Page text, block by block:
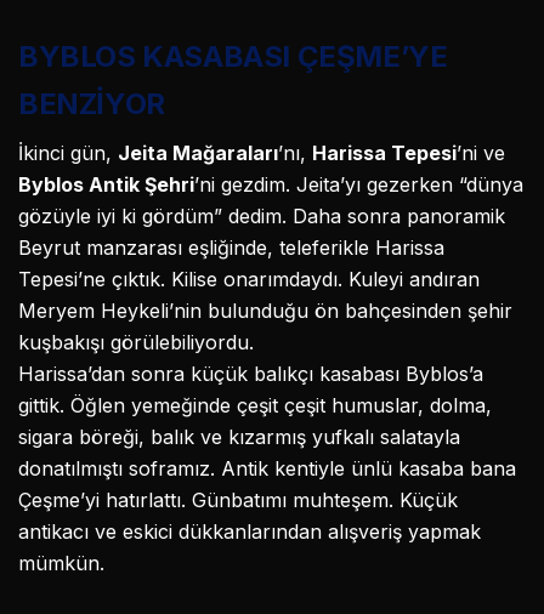
BYBLOS KASABASI ÇEŞME’YE
BENZİYOR
İkinci gün, Jeita Mağaraları’nı, Harissa Tepesi’ni ve
Byblos Antik Şehri’ni gezdim. Jeita’yı gezerken “dünya
gözüyle iyi ki gördüm” dedim. Daha sonra panoramik
Beyrut manzarası eşliğinde, teleferikle Harissa
Tepesi’ne çıktık. Kilise onarımdaydı. Kuleyi andıran
Meryem Heykeli’nin bulunduğu ön bahçesinden şehir
kuşbakışı görülebiliyordu.
Harissa’dan sonra küçük balıkçı kasabası Byblos’a
gittik. Öğlen yemeğinde çeşit çeşit humuslar, dolma,
sigara böreği, balık ve kızarmış yufkalı salatayla
donatılmıştı soframız. Antik kentiyle ünlü kasaba bana
Çeşme’yi hatırlattı. Günbatımı muhteşem. Küçük
antikacı ve eskici dükkanlarından alışveriş yapmak
mümkün.